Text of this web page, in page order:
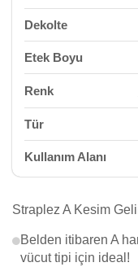
Dekolte
Etek Boyu
Renk
Tür
Kullanım Alanı
Straplez A Kesim
Belden itibaren A
vücut tipi için ideal!